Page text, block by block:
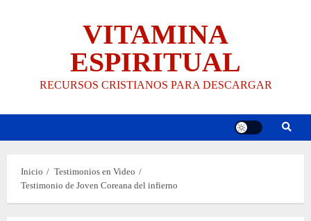
VITAMINA
ESPIRITUAL
RECURSOS CRISTIANOS PARA DESCARGAR
Inicio
Testimonios en Video
Testimonio de Joven Coreana del infierno